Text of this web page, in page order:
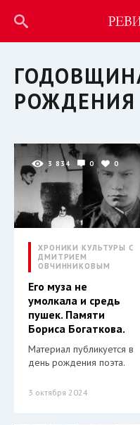
РОЖДЕНИЯ
3 834 0 0
ХРОНИКИ КУЛЬТУРЫ С
ДМИТРИЕМ
ОВЧИННИКОВЫМ
Его муза не
умолкала и средь
пушек. Памяти
Бориса Богаткова.
Материал публикуется в
день рождения поэта.
3 октября 2024